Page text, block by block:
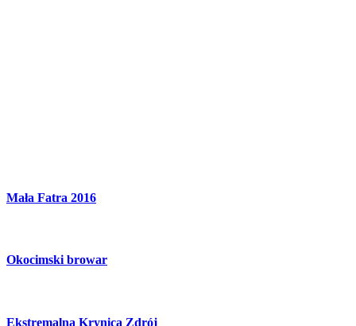
Mała Fatra 2016
Okocimski browar
Ekstremalna Krynica Zdrój